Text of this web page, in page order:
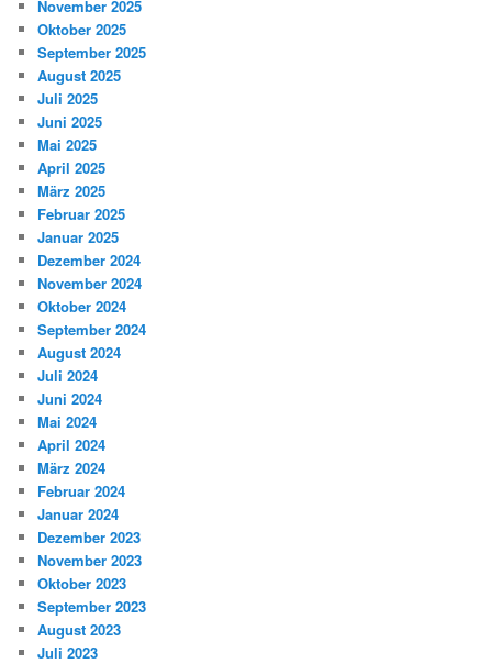
November 2025
Oktober 2025
September 2025
August 2025
Juli 2025
Juni 2025
Mai 2025
April 2025
März 2025
Februar 2025
Januar 2025
Dezember 2024
November 2024
Oktober 2024
September 2024
August 2024
Juli 2024
Juni 2024
Mai 2024
April 2024
März 2024
Februar 2024
Januar 2024
Dezember 2023
November 2023
Oktober 2023
September 2023
August 2023
Juli 2023